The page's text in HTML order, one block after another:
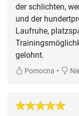
der schlichten,
und der
Laufruhe,
gelohnt.
Pomocna •